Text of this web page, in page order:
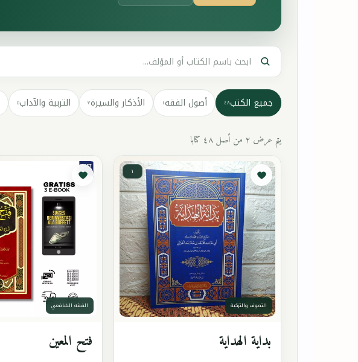
جميع الكتب٤٨ أصول الفقه١ الأذكار والسيرة٣ التربية والآداب٥
يتم عرض ٢ من أصل ٤٨ كتابا
١
التصوف والتزكية
بداية الهداية
الفقه الشافعي
فتح المعين